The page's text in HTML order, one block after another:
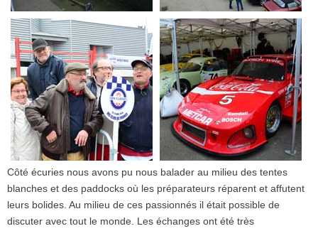
Côté écuries nous avons pu nous balader au milieu des tentes
blanches et des paddocks où les préparateurs réparent et affutent
leurs bolides. Au milieu de ces passionnés il était possible de
discuter avec tout le monde. Les échanges ont été très